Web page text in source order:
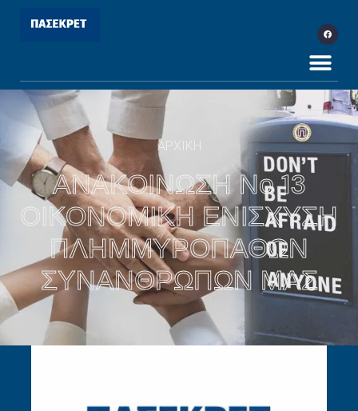
ΑΡΧΙΚΗ
ΑΝΑΚΟΙΝΩΣΗ Νο 13
ΟΙΚΟΝΟΜΙΚΗ ΕΝΙΣΧΥΣΗ
ΠΛΗΜΜΥΡΟΠΑΘΩΝ
ΣΥΝΑΝΘΡΩΠΩΝ ΜΑΣ